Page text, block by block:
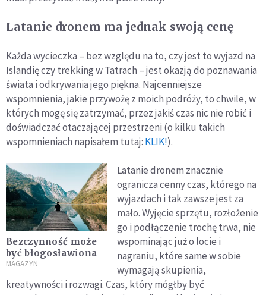
Latanie dronem ma jednak swoją cenę
Każda wycieczka – bez względu na to, czy jest to wyjazd na
Islandię czy trekking w Tatrach – jest okazją do poznawania
świata i odkrywania jego piękna. Najcenniejsze
wspomnienia, jakie przywożę z moich podróży, to chwile, w
których mogę się zatrzymać, przez jakiś czas nic nie robić i
doświadczać otaczającej przestrzeni (o kilku takich
wspomnieniach napisałem tutaj: KLIK!).
Bezczynność może
być błogosławiona
MAGAZYN
Latanie dronem znacznie
ogranicza cenny czas, którego na
wyjazdach i tak zawsze jest za
mało. Wyjęcie sprzętu, rozłożenie
go i podłączenie trochę trwa, nie
wspominając już o locie i
nagraniu, które same w sobie
wymagają skupienia,
kreatywności i rozwagi. Czas, który mógłby być